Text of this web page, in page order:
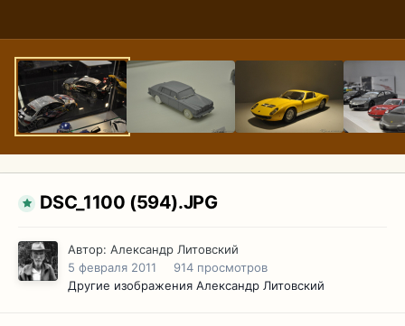
DSC_1100 (594).JPG
Автор: Александр Литовский
5 февраля 2011
914 просмотров
Другие изображения Александр Литовский